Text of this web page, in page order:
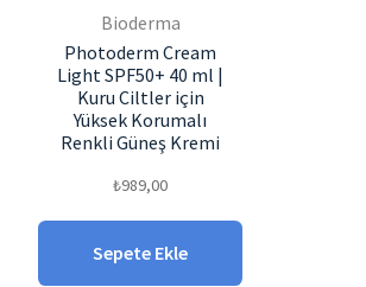
Bioderma
Photoderm Cream
Light SPF50+ 40 ml |
Kuru Ciltler için
Yüksek Korumalı
Renkli Güneş Kremi
₺989,00
Sepete Ekle